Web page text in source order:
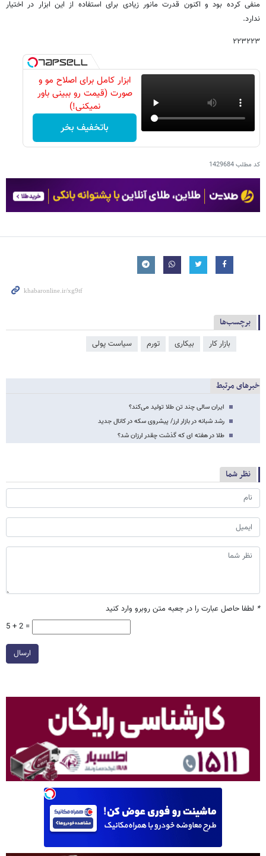
منفی کرده بود و اکنون قدرت مانور زیادی برای استفاده از این ابزار در اختیار
ندارد.
۲۲۳۲۲۳
ابزار کامل برای اصلاح مو و
صورت (قیمت رو ببینی باور
نمیکنی!)
باتخفیف بخر
کد مطلب1429684
برچسب‌ها
بازار کار بیکاری تورم سیاست پولی
خبرهای مرتبط
ایران سالی چند تن طلا تولید می‌کند؟
رشد شبانه در بازار ارز/ پیشروی سکه در کانال جدید
طلا در هفته ای که گذشت چقدر ارزان شد؟
نظر شما
* لطفا حاصل عبارت را در جعبه متن روبرو وارد کنید
5 + 2 =
ارسال